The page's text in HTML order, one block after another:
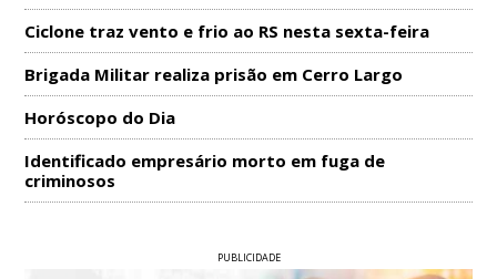
Ciclone traz vento e frio ao RS nesta sexta-feira
Brigada Militar realiza prisão em Cerro Largo
Horóscopo do Dia
Identificado empresário morto em fuga de
criminosos
PUBLICIDADE